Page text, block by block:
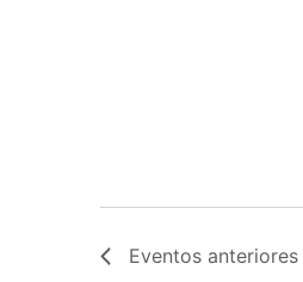
Eventos anteriores